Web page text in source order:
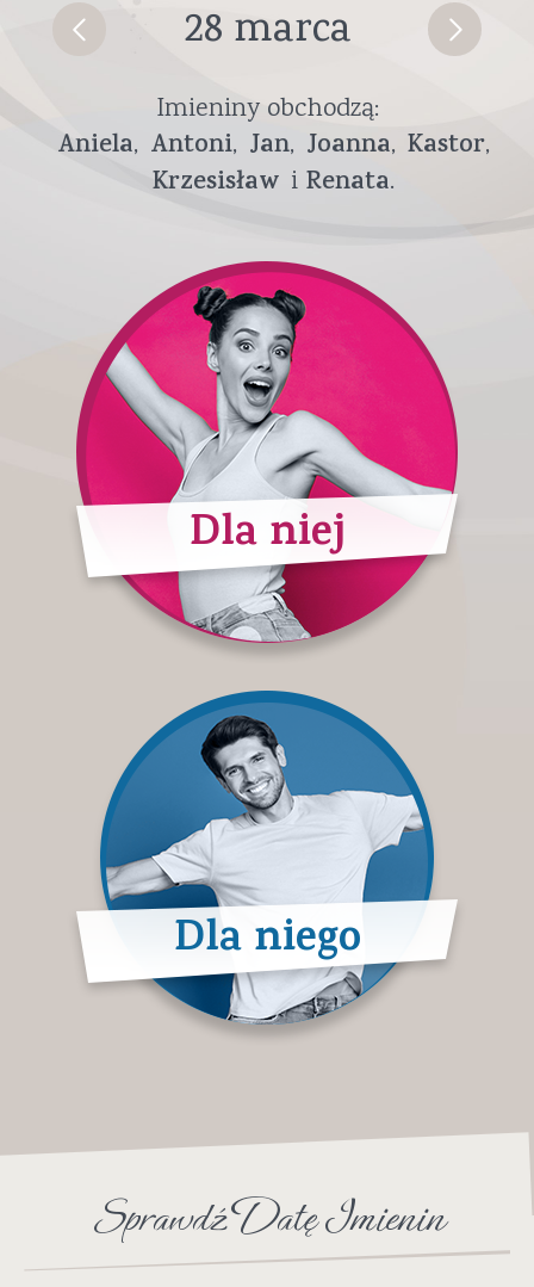
28 marca
Imieniny obchodzą:
Aniela Antoni Jan Joanna Kastor
Krzesisław
Renata
Dla niej
Dla niego
Sprawdź Datę Imienin